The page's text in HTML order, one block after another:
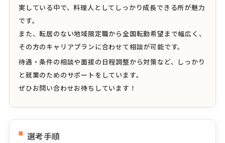
実している中で、料理人としてしっかり成長できる所が魅力
です。
また、転居のない地域限定職から全国転勤希望まで幅広く、
その方のキャリアプランに合わせて相談が可能です。
待遇・条件の相談や面接の日程調整から対策など、しっかり
と就業のためのサポートをしています。
ぜひお問い合わせお待ちしています！
選考手順